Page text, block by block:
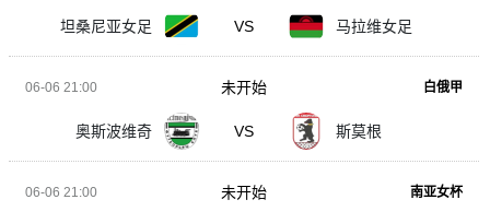
坦桑尼亚女足 VS 马拉维女足
06-06 21:00 白俄甲
奥斯波维奇 VS 斯莫根
未开始
06-06 21:00 南亚女杯
未开始